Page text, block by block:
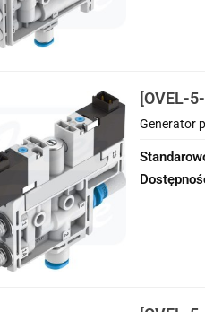
[OVEL-
Generator